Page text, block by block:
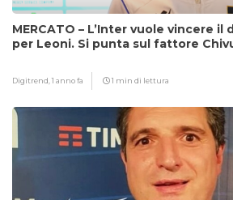
MERCATO – L’Inter vuole vincere il
per Leoni. Si punta sul fattore
Digitrend,1 anno fa 1 min di lettura